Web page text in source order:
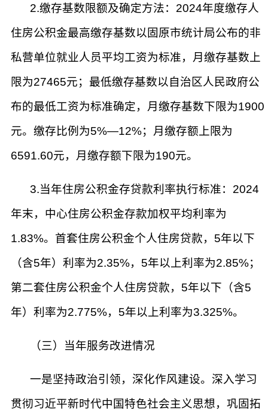
2.缴存基数限额及确定方法：2024年度缴存人
住房公积金最高缴存基数以固原市统计局公布的非
私营单位就业人员平均工资为标准，月缴存基数上
限为27465元；最低缴存基数以自治区人民政府公
布的最低工资为标准确定，月缴存基数下限为1900
元。缴存比例为5%—12%；月缴存额上限为
6591.60元，月缴存额下限为190元。
3.当年住房公积金存贷款利率执行标准：2024
年末，中心住房公积金存款加权平均利率为
1.83%。首套住房公积金个人住房贷款，5年以下
（含5年）利率为2.35%，5年以上利率为2.85%；
第二套住房公积金个人住房贷款，5年以下（含5
年）利率为2.775%，5年以上利率为3.325%。
（三）当年服务改进情况
一是坚持政治引领，深化作风建设。深入学习
贯彻习近平新时代中国特色社会主义思想，巩固拓